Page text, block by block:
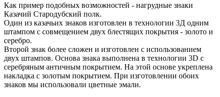
Как пример подобных возможностей - нагрудные знаки
Казачий Стародубский полк.
Один из казачьих знаков изготовлен в технологии 3Д одним
штампом с совмещением двух блестящих покрытия - золото и
серебро.
Второй знак более сложен и изготовлен с использованием
двух штампов. Основа знака выполнена в технологии 3D с
серебряным античным покрытием. На этой основе укреплена
накладка с золотым покрытием. При изготовлении обоих
знаков мы использовали цветные эмали.